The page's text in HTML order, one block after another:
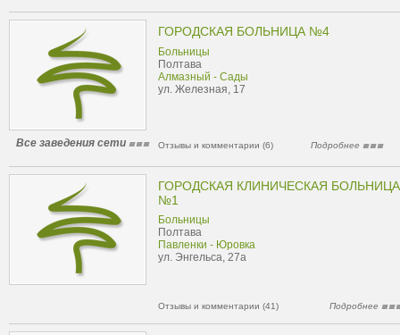
ГОРОДСКАЯ БОЛЬНИЦА №4
Больницы
Полтава
Алмазный - Сады
ул. Железная, 17
Все заведения сети Отзывы и комментарии (6) Подробнее
ГОРОДСКАЯ КЛИНИЧЕСКАЯ БОЛЬНИЦА
№1
Больницы
Полтава
Павленки - Юровка
ул. Энгельса, 27а
Отзывы и комментарии (41) Подробнее